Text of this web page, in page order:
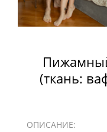
(ткань:
ОПИСАНИЕ: